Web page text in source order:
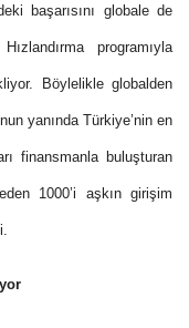
başarısını globale de
programıyla
Böylelikle globalden
yanında Türkiye’nin en
finansmanla buluşturan
1000’i aşkın girişim